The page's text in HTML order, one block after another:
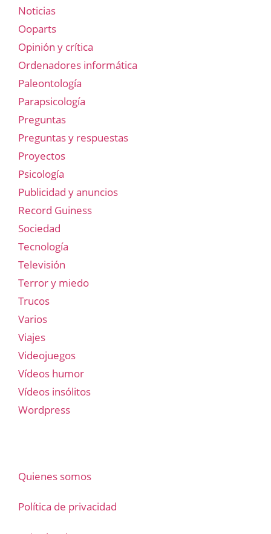
Noticias
Ooparts
Opinión y crítica
Ordenadores informática
Paleontología
Parapsicología
Preguntas
Preguntas y respuestas
Proyectos
Psicología
Publicidad y anuncios
Record Guiness
Sociedad
Tecnología
Televisión
Terror y miedo
Trucos
Varios
Viajes
Videojuegos
Vídeos humor
Vídeos insólitos
Wordpress
Quienes somos
Política de privacidad